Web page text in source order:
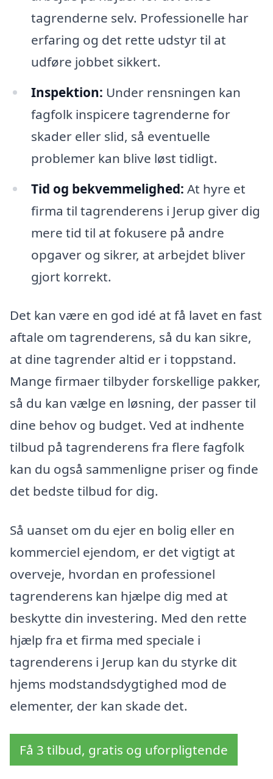
tagrenderne selv. Professionelle har
erfaring og det rette udstyr til at
udføre jobbet sikkert.
Inspektion: Under rensningen kan
fagfolk inspicere tagrenderne for
skader eller slid, så eventuelle
problemer kan blive løst tidligt.
Tid og bekvemmelighed: At hyre et
firma til tagrenderens i Jerup giver dig
mere tid til at fokusere på andre
opgaver og sikrer, at arbejdet bliver
gjort korrekt.
Det kan være en god idé at få lavet en fast
aftale om tagrenderens, så du kan sikre,
at dine tagrender altid er i toppstand.
Mange firmaer tilbyder forskellige pakker,
så du kan vælge en løsning, der passer til
dine behov og budget. Ved at indhente
tilbud på tagrenderens fra flere fagfolk
kan du også sammenligne priser og finde
det bedste tilbud for dig.
Så uanset om du ejer en bolig eller en
kommerciel ejendom, er det vigtigt at
overveje, hvordan en professionel
tagrenderens kan hjælpe dig med at
beskytte din investering. Med den rette
hjælp fra et firma med speciale i
tagrenderens i Jerup kan du styrke dit
hjems modstandsdygtighed mod de
elementer, der kan skade det.
Få 3 tilbud, gratis og uforpligtende